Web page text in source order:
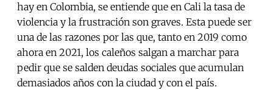
hay en Colombia, se entiende que en Cali la tasa de
violencia y la frustración son graves. Esta puede ser
una de las razones por las que, tanto en 2019 como
ahora en 2021, los caleños salgan a marchar para
pedir que se salden deudas sociales que acumulan
demasiados años con la ciudad y con el país.